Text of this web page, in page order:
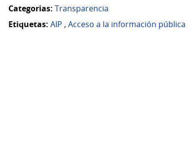
Categorias: Transparencia
Etiquetas: AIP , Acceso a la información pública